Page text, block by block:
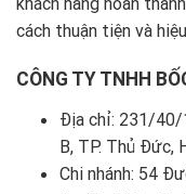
cách thuận tiện và
CÔNG TY TNHH
Địa chỉ: 231/40/
B, TP. Thủ Đức,
Chi nhánh: 54